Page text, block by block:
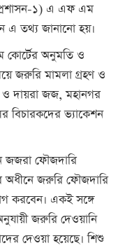
১) এ এফ এম
এ তথ্য জানানো হয়।
কোর্টের অনুমতি ও
জরুরি মামলা গ্রহণ ও
ও দায়রা জজ, মহানগর
বিচারকদের ভ্যাকেশন
জজরা ফৌজদারি
অধীনে জরুরি ফৌজদারি
করবেন। একই সঙ্গে
জরুরি দেওয়ানি
দেওয়া হয়েছে। শিশু